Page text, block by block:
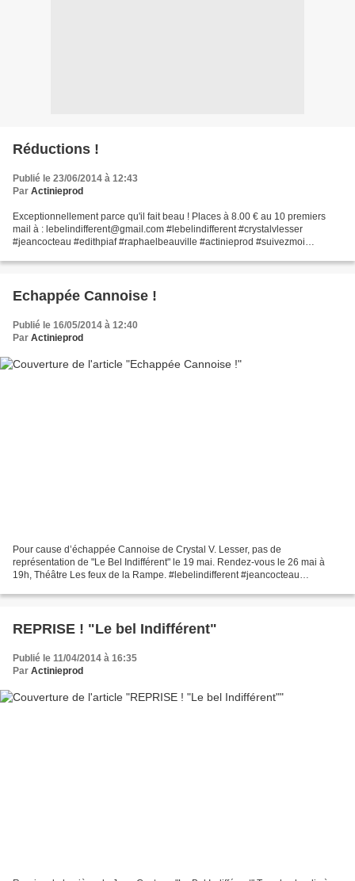
Réductions !
Publié le 23/06/2014 à 12:43
Par Actinieprod
Exceptionnellement parce qu'il fait beau ! Places à 8.00 € au 10 premiers
mail à : lebelindifferent@gmail.com #lebelindifferent #crystalvlesser
#jeancocteau #edithpiaf #raphaelbeauville #actinieprod #suivezmoi
Echappée Cannoise !
Publié le 16/05/2014 à 12:40
Par Actinieprod
Pour cause d’échappée Cannoise de Crystal V. Lesser, pas de
représentation de "Le Bel Indifférent" le 19 mai. Rendez-vous le 26 mai à
19h, Théâtre Les feux de la Rampe. #lebelindifferent #jeancocteau
REPRISE ! "Le bel Indifférent"
Publié le 11/04/2014 à 16:35
Par Actinieprod